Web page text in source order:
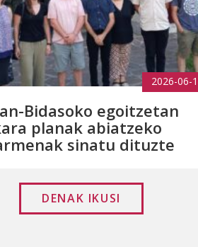
2026-06-
Bidasoko egoitzetan
planak abiatzeko
sinatu dituzte
DENAK IKUSI